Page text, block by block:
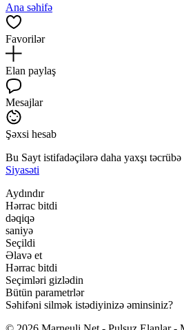
Ana səhifə
Favorilər
Elan paylaş
Mesajlar
Şəxsi hesab
Bu Sayt istifadəçilərə daha yaxşı
Siyasəti
Aydındır
Hərrac bitdi
dəqiqə
saniyə
Seçildi
Əlavə et
Hərrac bitdi
Seçimləri gizlədin
Bütün parametrlər
Səhifəni silmək istədiyinizə əminsiniz?